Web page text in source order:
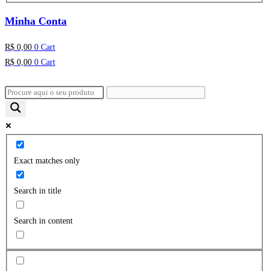
Minha Conta
R$ 0,00 0 Cart
R$ 0,00 0 Cart
Exact matches only
Search in title
Search in content